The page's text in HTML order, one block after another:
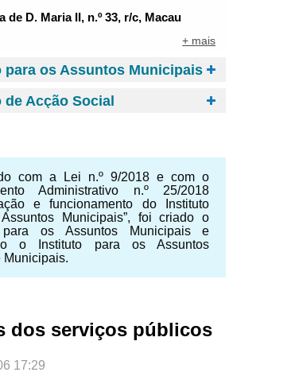
de D. Maria II, n.º 33, r/c, Macau
+ mais
para os Assuntos Municipais
Acção Social
com a Lei n.º 9/2018 e com o
Administrativo n.º 25/2018
e funcionamento do Instituto
Municipais”, foi criado o
para os Assuntos Municipais e
o Instituto para os Assuntos
Municipais.
dos serviços públicos
17:29